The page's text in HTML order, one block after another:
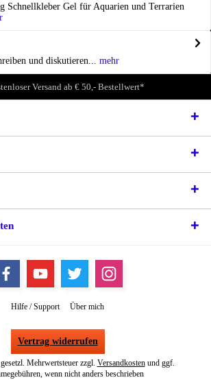
Schnellkleber Gel für Aquarien und Terrarien
und diskutieren...
mehr
Versand ab € 50,- Bestellwert*
Hilfe / Support Über mich
Vertrag widerrufen
Mehrwertsteuer zzgl. Versandkostenund ggf.
wenn nicht anders beschrieben